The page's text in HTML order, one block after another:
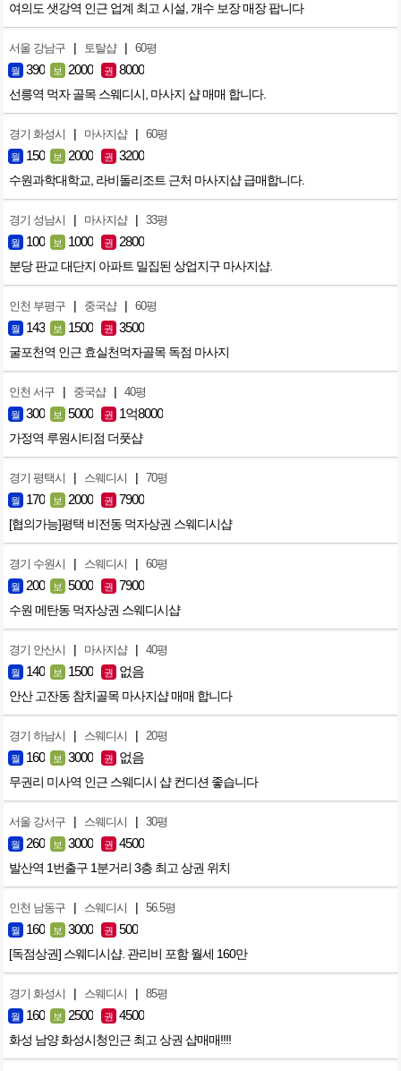
여의도 샛강역 인근 업계 최고 시설, 개수 보장 매장 팝니다
서울 강남구 | 토탈샵 | 60평
월 390 보 2000 권 8000
선릉역 먹자 골목 스웨디시, 마사지 샵 매매 합니다.
경기 화성시 | 마사지샵 | 60평
월 150 보 2000 권 3200
수원과학대학교, 라비돌리조트 근처 마사지샵 급매합니다.
경기 성남시 | 마사지샵 | 33평
월 100 보 1000 권 2800
분당 판교 대단지 아파트 밀집된 상업지구 마사지샵.
인천 부평구 | 중국샵 | 60평
월 143 보 1500 권 3500
굴포천역 인근 효실천먹자골목 독점 마사지
인천 서구 | 중국샵 | 40평
월 300 보 5000 권 1억8000
가정역 루원시티점 더풋샵
경기 평택시 | 스웨디시 | 70평
월 170 보 2000 권 7900
[협의가능]평택 비전동 먹자상권 스웨디시샵
경기 수원시 | 스웨디시 | 60평
월 200 보 5000 권 7900
수원 메탄동 먹자상권 스웨디시샵
경기 안산시 | 마사지샵 | 40평
월 140 보 1500 권 없음
안산 고잔동 참치골목 마사지샵 매매 합니다
경기 하남시 | 스웨디시 | 20평
월 160 보 3000 권 없음
무권리 미사역 인근 스웨디시 샵 컨디션 좋습니다
서울 강서구 | 스웨디시 | 30평
월 260 보 3000 권 4500
발산역 1번출구 1분거리 3층 최고 상권 위치
인천 남동구 | 스웨디시 | 56.5평
월 160 보 3000 권 500
[독점상권] 스웨디시샵. 관리비 포함 월세 160만
경기 화성시 | 스웨디시 | 85평
월 160 보 2500 권 4500
화성 남양 화성시청인근 최고 상권 샵매매!!!!